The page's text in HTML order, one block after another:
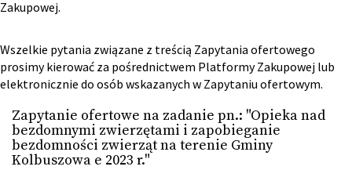
Zakupowej.
Wszelkie pytania związane z treścią Zapytania ofertowego
prosimy kierować za pośrednictwem Platformy Zakupowej lub
elektronicznie do osób wskazanych w Zapytaniu ofertowym.
Zapytanie ofertowe na zadanie pn.: "Opieka nad
bezdomnymi zwierzętami i zapobieganie
bezdomności zwierząt na terenie Gminy
Kolbuszowa e 2023 r."